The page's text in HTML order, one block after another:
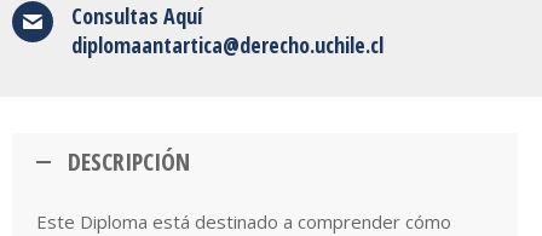
Consultas Aquí
diplomaantartica@derecho.uchile.cl
DESCRIPCIÓN
Este Diploma está destinado a comprender cómo